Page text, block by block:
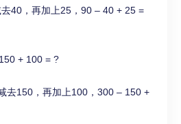
40，再加上25，90 – 40 + 25 =
+ 100 = ?
去150，再加上100，300 – 150 +